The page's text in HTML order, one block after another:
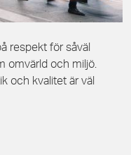
respekt för såväl
omvärld och miljö.
och kvalitet är väl